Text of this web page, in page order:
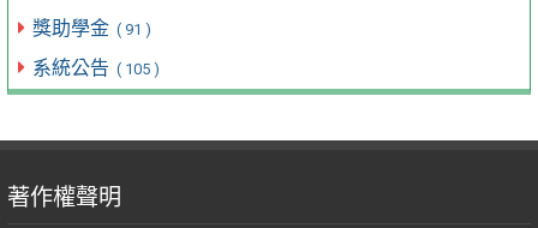
獎助學金 ( 91 )
系統公告 ( 105 )
著作權聲明